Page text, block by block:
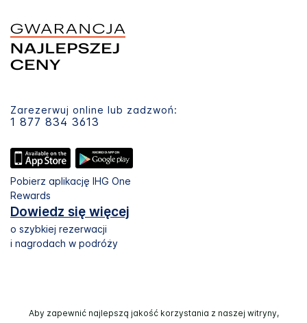
Zarezerwuj online lub zadzwoń:
1 877 834 3613
Pobierz aplikację IHG One
Rewards
Dowiedz się więcej
o szybkiej rezerwacji
i nagrodach w podróży
Aby zapewnić najlepszą jakość korzystania z naszej witryny,